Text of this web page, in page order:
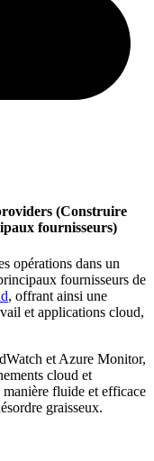
(Construire
fournisseurs)
opérations dans un
fournisseurs de
, offrant ainsi une
et applications cloud,
et Azure Monitor,
cloud et
fluide et efficace
graisseux.